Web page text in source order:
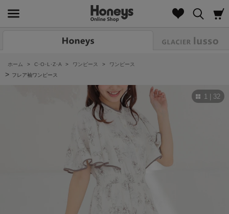
ホーム > C･O･L･Z･A > ワンピース > ワンピース
> フレア袖ワンピース
1 | 32